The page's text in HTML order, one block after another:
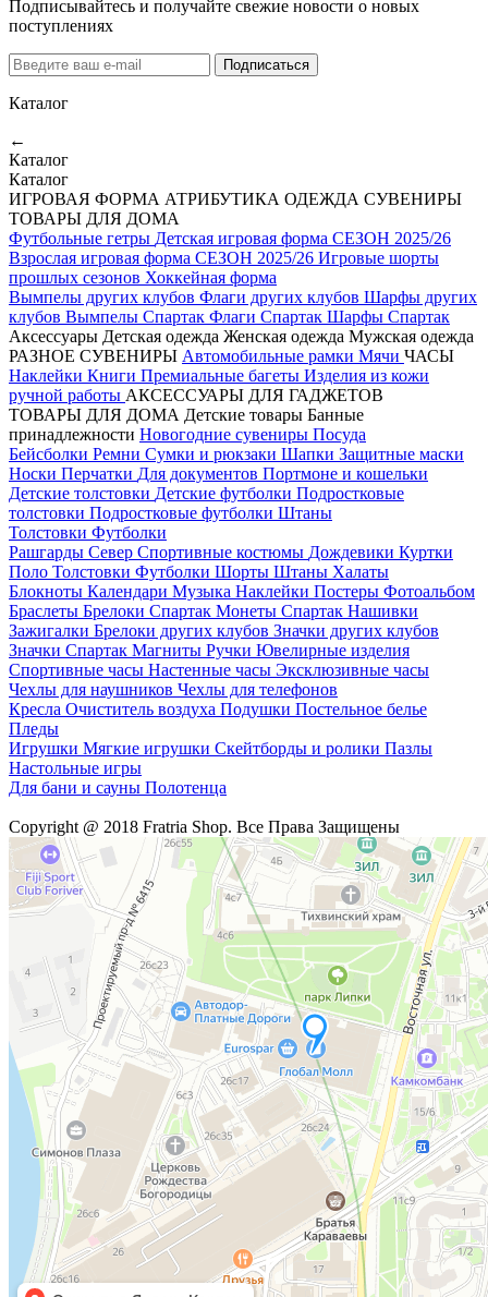
Подписывайтесь и получайте свежие новости о новых
поступлениях
Подписаться
Каталог
←
Каталог
Каталог
ИГРОВАЯ ФОРМА АТРИБУТИКА ОДЕЖДА СУВЕНИРЫ
ТОВАРЫ ДЛЯ ДОМА
Футбольные гетры Детская игровая форма СЕЗОН 2025/26
Взрослая игровая форма СЕЗОН 2025/26 Игровые шорты
прошлых сезонов Хоккейная форма
Вымпелы других клубов Флаги других клубов Шарфы других
клубов Вымпелы Спартак Флаги Спартак Шарфы Спартак
Аксессуары Детская одежда Женская одежда Мужская одежда
РАЗНОЕ СУВЕНИРЫ Автомобильные рамки Мячи ЧАСЫ
Наклейки Книги Премиальные багеты Изделия из кожи
ручной работы АКСЕССУАРЫ ДЛЯ ГАДЖЕТОВ
ТОВАРЫ ДЛЯ ДОМА Детские товары Банные
принадлежности Новогодние сувениры Посуда
Бейсболки Ремни Сумки и рюкзаки Шапки Защитные маски
Носки Перчатки Для документов Портмоне и кошельки
Детские толстовки Детские футболки Подростковые
толстовки Подростковые футболки Штаны
Толстовки Футболки
Рашгарды Север Спортивные костюмы Дождевики Куртки
Поло Толстовки Футболки Шорты Штаны Халаты
Блокноты Календари Музыка Наклейки Постеры Фотоальбом
Браслеты Брелоки Спартак Монеты Спартак Нашивки
Зажигалки Брелоки других клубов Значки других клубов
Значки Спартак Магниты Ручки Ювелирные изделия
Спортивные часы Настенные часы Эксклюзивные часы
Чехлы для наушников Чехлы для телефонов
Кресла Очиститель воздуха Подушки Постельное белье
Пледы
Игрушки Мягкие игрушки Скейтборды и ролики Пазлы
Настольные игры
Для бани и сауны Полотенца
Copyright @ 2018 Fratria Shop. Все Права Защищены